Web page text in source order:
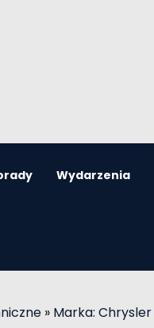
Wydarzenia
» Marka: Chrysler